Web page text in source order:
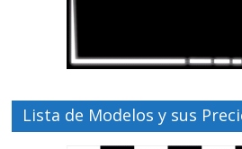
Lista de Modelos y sus